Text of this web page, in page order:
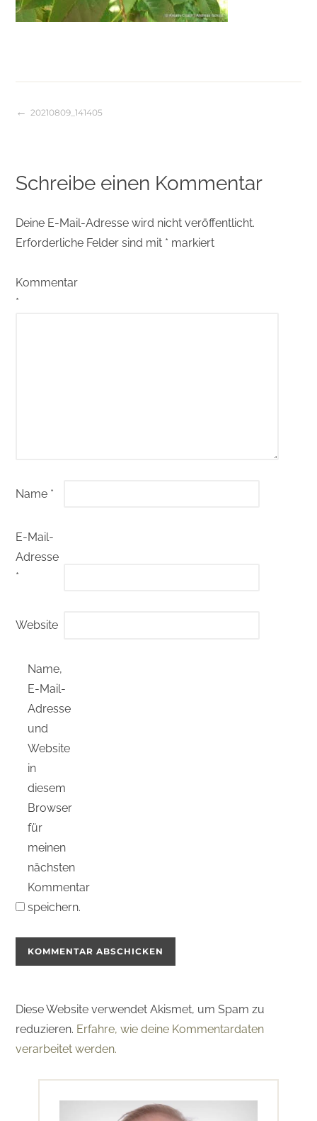
Beitragsnavigation
20210809_141405
Schreibe einen Kommentar
Deine E-Mail-Adresse wird nicht veröffentlicht.
Erforderliche Felder sind mit * markiert
Kommentar
*
Name *
E-Mail-
Adresse
*
Website
Name,
E-Mail-
Adresse
und
Website
in
diesem
Browser
für
meinen
nächsten
Kommentar
speichern.
Diese Website verwendet Akismet, um Spam zu
reduzieren. Erfahre, wie deine Kommentardaten
verarbeitet werden.